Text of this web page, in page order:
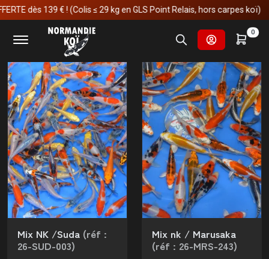
€ ! (Colis ≤ 29 kg en GLS Point Relais, hors carpes koï)
0
Signifie littéralement "un an"
Mix NK /Suda (réf :
26-SUD-003)
Mix nk / Marusaka
(réf : 26-MRS-243)